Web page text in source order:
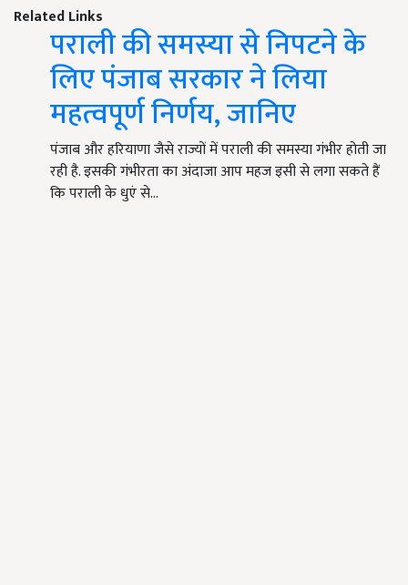
Related Links
पराली की समस्या से निपटने के
लिए पंजाब सरकार ने लिया
महत्वपूर्ण निर्णय, जानिए
पंजाब और हरियाणा जैसे राज्यों में पराली की समस्या गंभीर होती जा
रही है. इसकी गंभीरता का अंदाजा आप महज इसी से लगा सकते हैं
कि पराली के धुएं से…